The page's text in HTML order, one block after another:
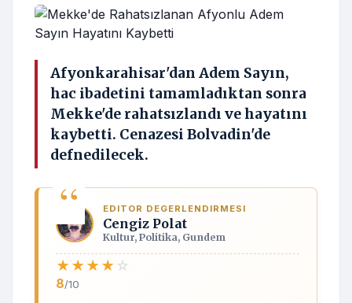
Afyonkarahisar'dan Adem Sayın,
hac ibadetini tamamladıktan sonra
Mekke'de rahatsızlandı ve hayatını
kaybetti. Cenazesi Bolvadin'de
defnedilecek.
EDITOR DEGERLENDIRMESI
Cengiz Polat
Kultur, Politika, Gundem
★★★★ ☆
8/10